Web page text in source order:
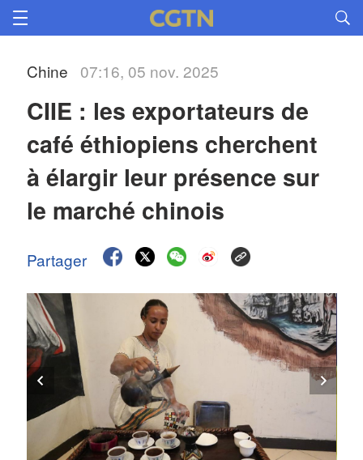
Chine 07:16, 05 nov. 2025
CIIE : les exportateurs de
café éthiopiens cherchent
à élargir leur présence sur
le marché chinois
Partager